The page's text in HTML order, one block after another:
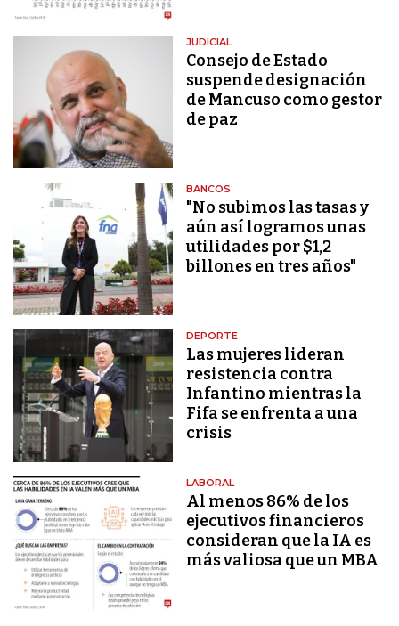
JUDICIAL
Consejo de Estado
suspende designación
de Mancuso como gestor
de paz
BANCOS
"No subimos las tasas y
aún así logramos unas
utilidades por $1,2
billones en tres años"
DEPORTE
Las mujeres lideran
resistencia contra
Infantino mientras la
Fifa se enfrenta a una
crisis
LABORAL
Al menos 86% de los
ejecutivos financieros
consideran que la IA es
más valiosa que un MBA